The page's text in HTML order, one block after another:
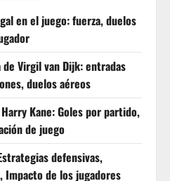
en el juego: fuerza, duelos
Virgil van Dijk: entradas
duelos aéreos
Kane: Goles por partido,
de juego
defensivas,
Impacto de los jugadores